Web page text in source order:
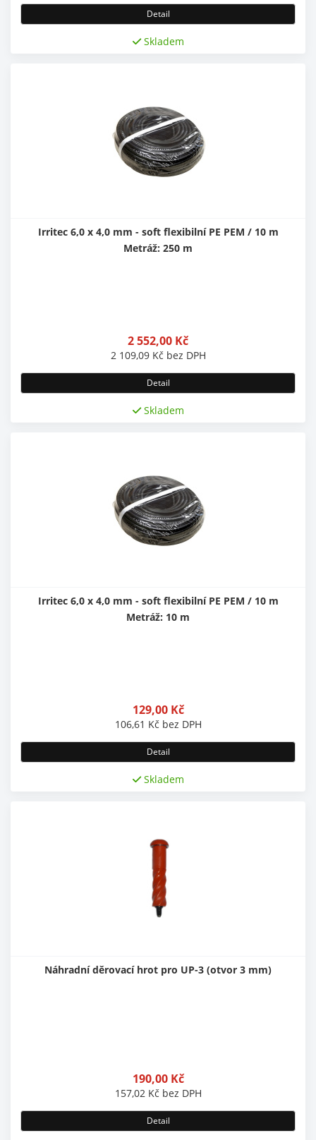
Detail
Skladem
Irritec 6,0 x 4,0 mm - soft flexibilní PE PEM / 10 m
Metráž: 250 m
2 552,00 Kč
2 109,09 Kč bez DPH
Detail
Skladem
Irritec 6,0 x 4,0 mm - soft flexibilní PE PEM / 10 m
Metráž: 10 m
129,00 Kč
106,61 Kč bez DPH
Detail
Skladem
Náhradní děrovací hrot pro UP-3 (otvor 3 mm)
190,00 Kč
157,02 Kč bez DPH
Detail